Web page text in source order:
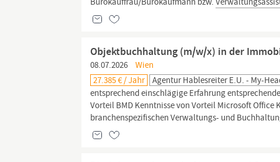
Objektbuchhaltung (m/w/x) in der
08.07.2026
Wien
27.385 € / Jahr
Agentur Hablesreiter E.U. - My-
entsprechend einschlägige Erfahrung
Vorteil BMD Kenntnisse von Vorteil Microsoft
branchenspezifischen Verwaltungs- und